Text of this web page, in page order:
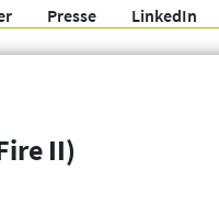
Presse LinkedIn
für
II)